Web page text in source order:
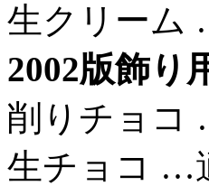
生クリーム
2002版飾り
削りチョコ
生チョコ …